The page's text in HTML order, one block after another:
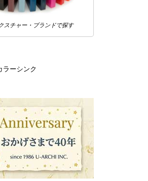
スチャー・ブランドで探す
ラーシンク